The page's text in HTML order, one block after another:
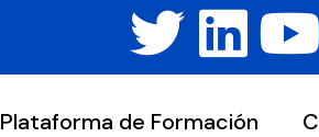
Plataforma de Formación